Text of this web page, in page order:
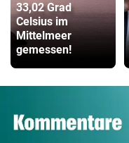
33,02 Grad
Celsius im
Mittelmeer
gemessen!